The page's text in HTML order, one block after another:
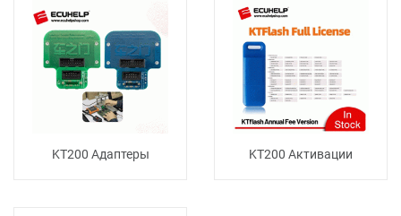
KT200 Адаптеры KT200 Активации